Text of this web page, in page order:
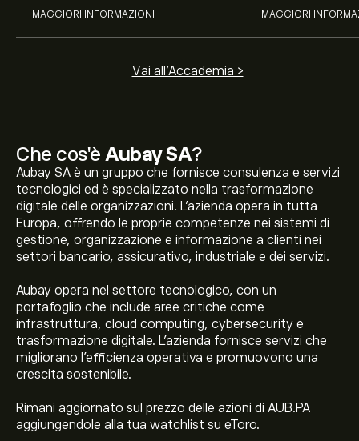
Che cos'è Aubay SA?
Aubay SA è un gruppo che fornisce consulenza e servizi
tecnologici ed è specializzato nella trasformazione
digitale delle organizzazioni. L'azienda opera in tutta
Europa, offrendo le proprie competenze nei sistemi di
gestione, organizzazione e informazione a clienti nei
settori bancario, assicurativo, industriale e dei servizi.
Aubay opera nel settore tecnologico, con un
portafoglio che include aree critiche come
infrastruttura, cloud computing, cybersecurity e
trasformazione digitale. L'azienda fornisce servizi che
migliorano l'efficienza operativa e promuovono una
crescita sostenibile.
Rimani aggiornato sul prezzo delle azioni di AUB.PA
aggiungendole alla tua watchlist su eToro.
MAGGIORI INFORMAZIONI MAGGIORI
Vai all'Accademia >
Il prezzo attuale delle azioni AUB.PA è di 56.80‎€‎.